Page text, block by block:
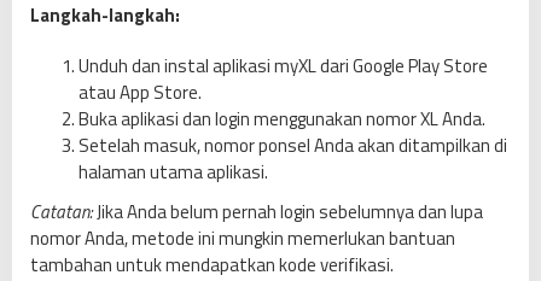
Langkah-langkah:
Unduh dan instal aplikasi myXL dari Google Play Store
atau App Store.
Buka aplikasi dan login menggunakan nomor XL Anda.
Setelah masuk, nomor ponsel Anda akan ditampilkan di
halaman utama aplikasi.
Catatan:Jika Anda belum pernah login sebelumnya dan lupa
nomor Anda, metode ini mungkin memerlukan bantuan
tambahan untuk mendapatkan kode verifikasi.